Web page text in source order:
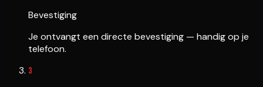
Bevestiging
Je ontvangt een directe bevestiging — handig op je
telefoon.
3